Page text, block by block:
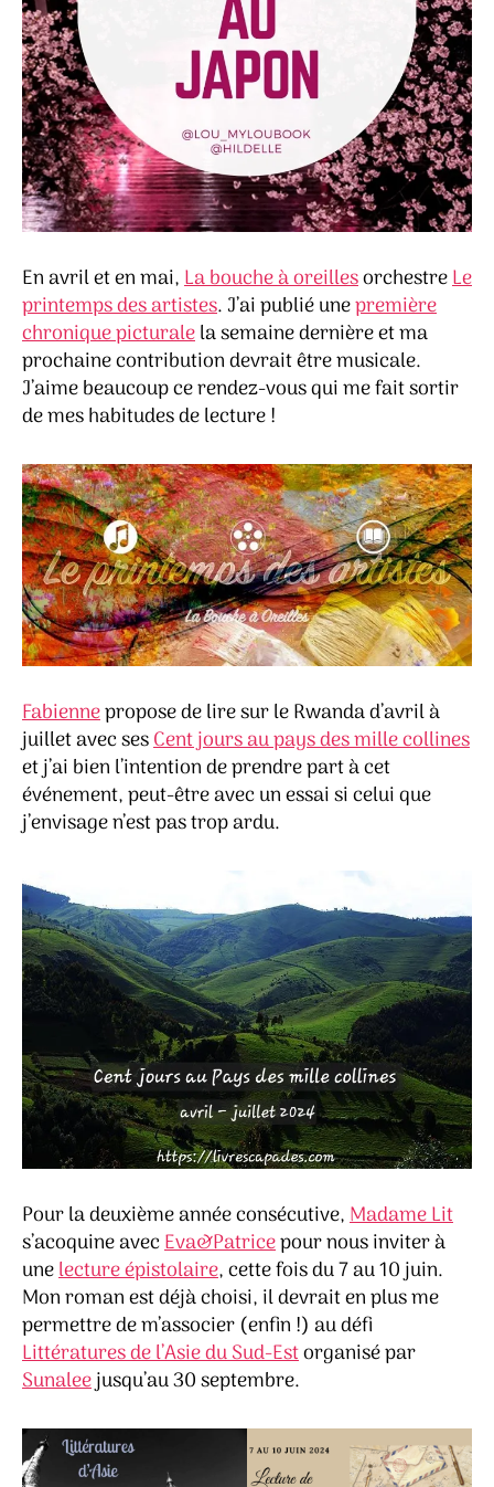
En avril et en mai,La bouche à oreillesorchestreLe
printemps des artistes. J’ai publié unepremière
chronique picturalela semaine dernière et ma
prochaine contribution devrait être musicale.
J’aime beaucoup ce rendez-vous qui me fait sortir
de mes habitudes de lecture !
Fabiennepropose de lire sur le Rwanda d’avril à
juillet avec sesCent jours au pays des mille collines
et j’ai bien l’intention de prendre part à cet
événement, peut-être avec un essai si celui que
j’envisage n’est pas trop ardu.
Pour la deuxième année consécutive,Madame Lit
s’acoquine avecEva&Patricepour nous inviter à
unelecture épistolaire, cette fois du 7 au 10 juin.
Mon roman est déjà choisi, il devrait en plus me
permettre de m’associer (enfin !) au défi
Littératures de l’Asie du Sud-Estorganisé par
Sunaleejusqu’au 30 septembre.